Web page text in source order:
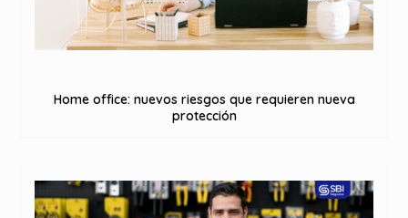
Home office: nuevos riesgos que requieren nueva
protección